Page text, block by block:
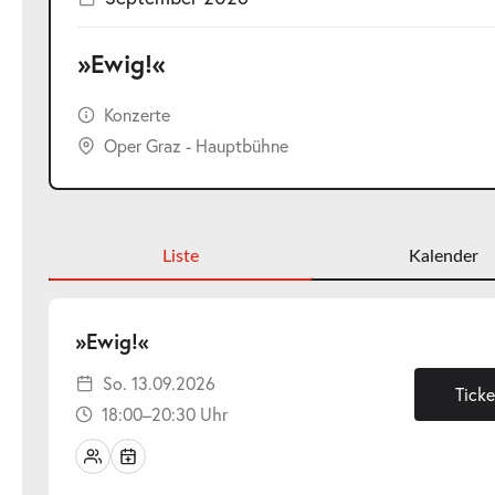
»Ewig!«
Konzerte
Oper Graz - Hauptbühne
Liste Kalender
»Ewig!«
13.09.2026
So. 13.09.2026
18:00–20:30 Uhr